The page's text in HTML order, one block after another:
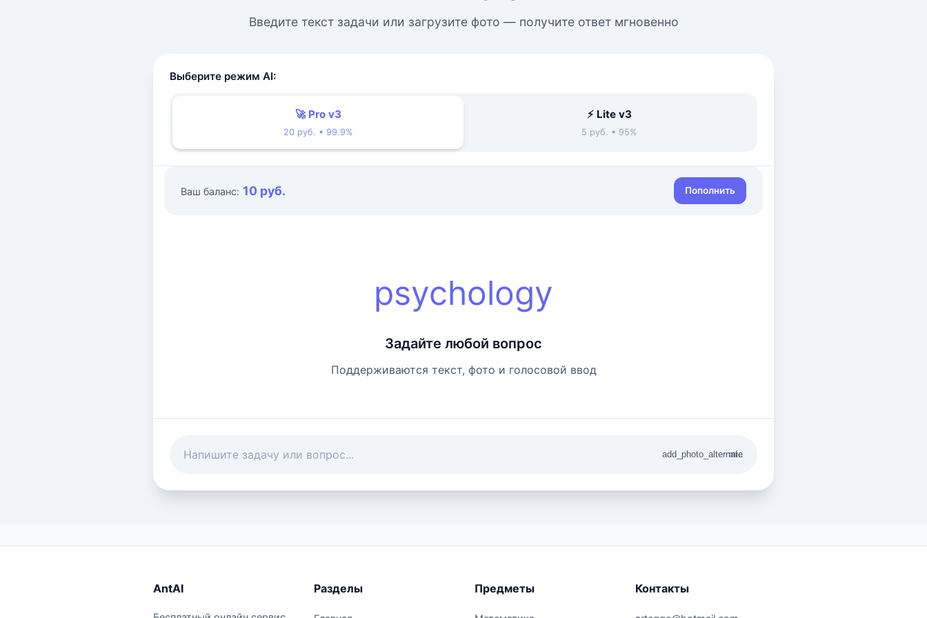
Введите текст задачи или загрузите фото — получите ответ мгновенно
Выберите режим AI:
🚀 Pro v3
20 руб. • 99.9%
⚡ Lite v3
5 руб. • 95%
Ваш баланс: 10 руб. Пополнить
psychology
Задайте любой вопрос
Поддерживаются текст, фото и голосовой ввод
add_photo_alternate
mic
AntAI Разделы Предметы Контакты